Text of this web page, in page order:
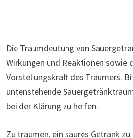
Die Traumdeutung von
Wirkungen und Reaktionen sowie
Vorstellungskraft des Träumers.
untenstehende
bei der Klärung zu helfen.
Zu träumen, ein saures Getränk